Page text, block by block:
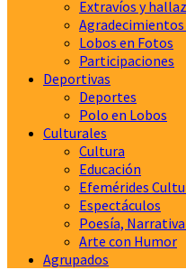
Extravíos y
Lobos en Fotos
Participaciones
Deportivas
Deportes
Polo en Lobos
Culturales
Cultura
Educación
Efemérides
Espectáculos
Poesía, Narrativa
Arte con Humor
Agrupados